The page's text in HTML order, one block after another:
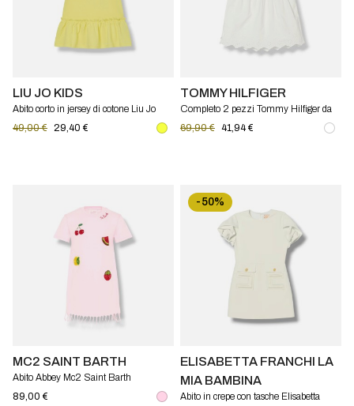
LIU JO KIDS
Abito corto in jersey di cotone Liu Jo
49,00 € 29,40 €
TOMMY HILFIGER
Completo 2 pezzi Tommy Hilfiger da
bambina con abito e culotte in cotone
69,90 € 41,94 €
MC2 SAINT BARTH
Abito Abbey Mc2 Saint Barth
89,00 €
-50%
ELISABETTA FRANCHI LA
MIA BAMBINA
Abito in crepe con tasche Elisabetta